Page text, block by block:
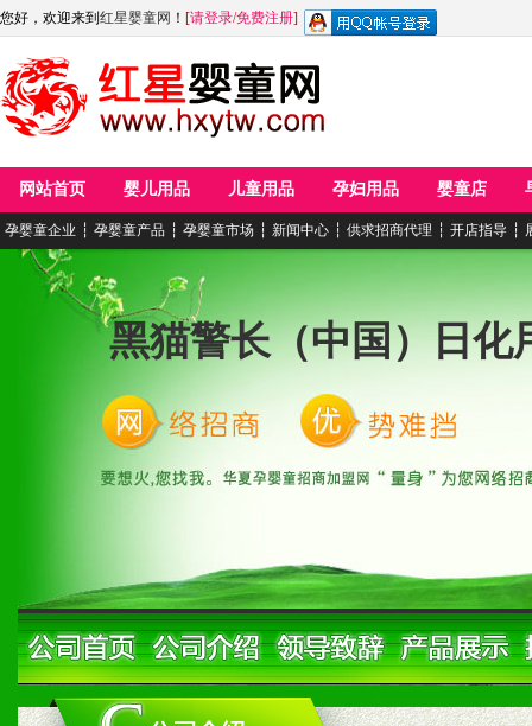
您好，欢迎来到 红星婴童网 ！ [请登录/免费注册]
网站首页 婴儿用品 儿童用品 孕妇用品 婴童店
孕婴童企业 ┆ 孕婴童产品 ┆ 孕婴童市场 ┆ 新闻中心 ┆ 供求招商代理 ┆ 开店指导 ┆
黑猫警长（中国）日化